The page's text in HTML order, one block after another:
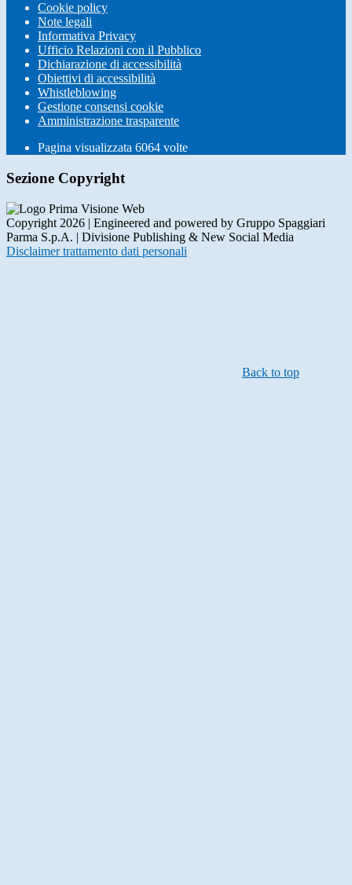
Cookie policy
Note legali
Informativa Privacy
Ufficio Relazioni con il Pubblico
Dichiarazione di accessibilità
Obiettivi di accessibilità
Whistleblowing
Gestione consensi cookie
Amministrazione trasparente
Pagina visualizzata 6064 volte
Sezione Copyright
Copyright 2026 | Engineered and powered by Gruppo Spaggiari
Parma S.p.A. | Divisione Publishing & New Social Media
Disclaimer trattamento dati personali
Back to top